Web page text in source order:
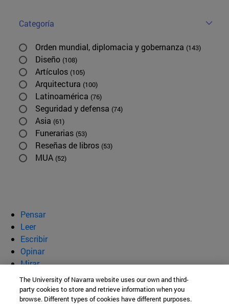
Categoría
Orden mundial, diplomacia y gobernanza (143)
Diseño (108)
Artículos (105)
Arquitectura (100)
Latinoamérica (76)
Seguridad y defensa (74)
Asia (61)
Funerarias (53)
Reseñas de libros (53)
MUA (52)
Pensar
Leer
Escribir
Opinar
Mirar
Quiénes somos
BeBrave
The University of Navarra website uses our own and third-
party cookies to store and retrieve information when you
browse. Different types of cookies have different purposes.